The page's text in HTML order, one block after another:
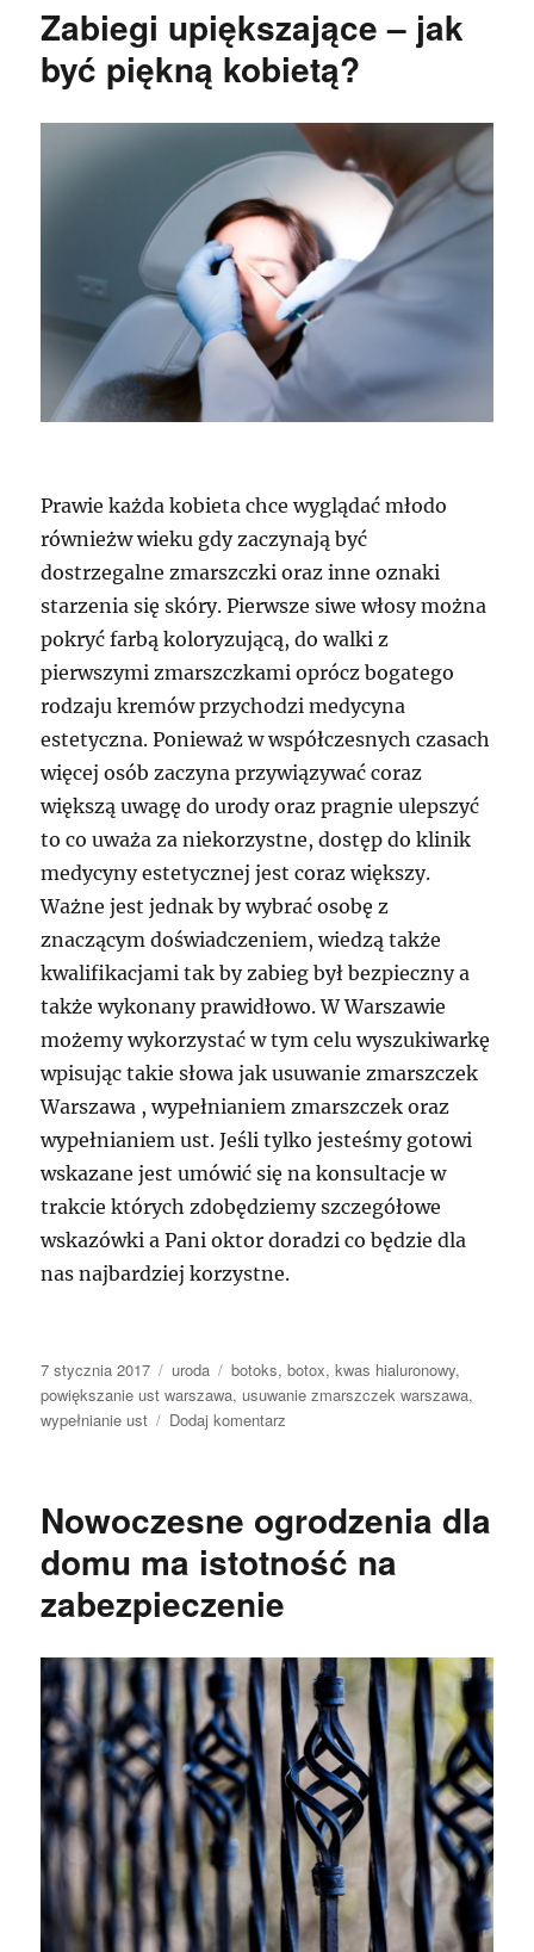
dniu
swojego
ślubu
jawić
fantastycznie
Zabiegi upiększające – jak
być piękną kobietą?
Prawie każda kobieta chce wyglądać młodo
równieżw wieku gdy zaczynają być
dostrzegalne zmarszczki oraz inne oznaki
starzenia się skóry. Pierwsze siwe włosy można
pokryć farbą koloryzującą, do walki z
pierwszymi zmarszczkami oprócz bogatego
rodzaju kremów przychodzi medycyna
estetyczna. Ponieważ w współczesnych czasach
więcej osób zaczyna przywiązywać coraz
większą uwagę do urody oraz pragnie ulepszyć
to co uważa za niekorzystne, dostęp do klinik
medycyny estetycznej jest coraz większy.
Ważne jest jednak by wybrać osobę z
znaczącym doświadczeniem, wiedzą także
kwalifikacjami tak by zabieg był bezpieczny a
także wykonany prawidłowo. W Warszawie
możemy wykorzystać w tym celu wyszukiwarkę
wpisując takie słowa jak usuwanie zmarszczek
Warszawa , wypełnianiem zmarszczek oraz
wypełnianiem ust. Jeśli tylko jesteśmy gotowi
wskazane jest umówić się na konsultacje w
trakcie których zdobędziemy szczegółowe
wskazówki a Pani oktor doradzi co będzie dla
nas najbardziej korzystne.
Data
publikacji
7 stycznia 2017 Kategorie
uroda Tagi
botoks,botox,kwas hialuronowy,
powiększanie ust warszawa, usuwanie zmarszczek warszawa,
wypełnianie ust
Dodaj komentarz
jak
być
piękną
Nowoczesne ogrodzenia dla
domu ma istotność na
zabezpieczenie